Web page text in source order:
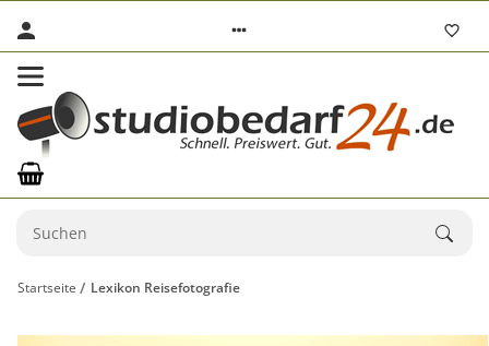
Startseite Lexikon Reisefotografie